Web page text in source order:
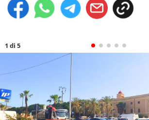
1 di 5